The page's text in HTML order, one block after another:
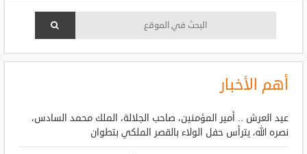
أهم الأخبار
عيد العرش .. أمير المؤمنين، صاحب الجلالة، الملك محمد السادس،
نصره الله، يترأس حفل الولاء بالقصر الملكي بتطوان